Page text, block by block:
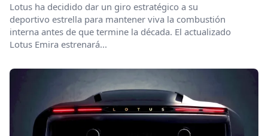
Lotus ha decidido dar un giro estratégico a su
deportivo estrella para mantener viva la combustión
interna antes de que termine la década. El actualizado
Lotus Emira estrenará...